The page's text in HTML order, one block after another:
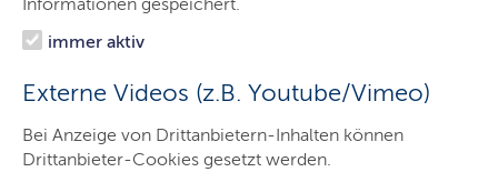
immer aktiv
Externe Videos (z.B. Youtube/Vimeo)
Bei Anzeige von Drittanbietern-Inhalten können
Drittanbieter-Cookies gesetzt werden.
Aufgaben
Besucher & Service
Ausbildung & Beruf
Kontakt